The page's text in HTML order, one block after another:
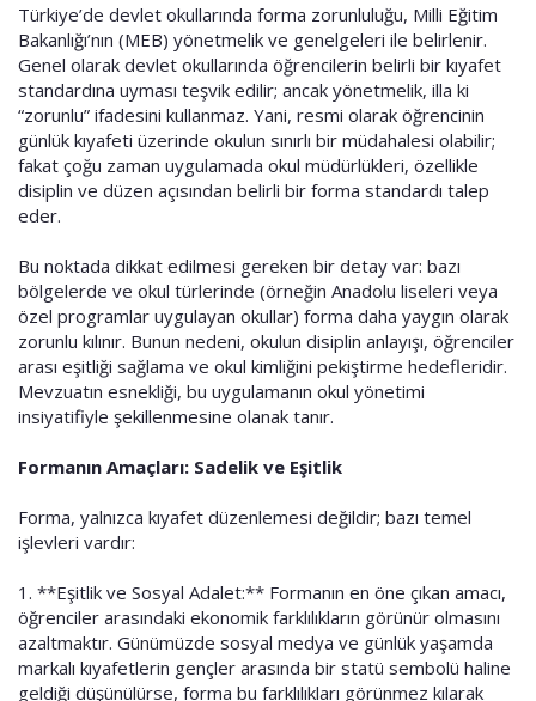
Türkiye’de devlet okullarında forma zorunluluğu, Milli Eğitim
Bakanlığı’nın (MEB) yönetmelik ve genelgeleri ile belirlenir.
Genel olarak devlet okullarında öğrencilerin belirli bir kıyafet
standardına uyması teşvik edilir; ancak yönetmelik, illa ki
“zorunlu” ifadesini kullanmaz. Yani, resmi olarak öğrencinin
günlük kıyafeti üzerinde okulun sınırlı bir müdahalesi olabilir;
fakat çoğu zaman uygulamada okul müdürlükleri, özellikle
disiplin ve düzen açısından belirli bir forma standardı talep
eder.
Bu noktada dikkat edilmesi gereken bir detay var: bazı
bölgelerde ve okul türlerinde (örneğin Anadolu liseleri veya
özel programlar uygulayan okullar) forma daha yaygın olarak
zorunlu kılınır. Bunun nedeni, okulun disiplin anlayışı, öğrenciler
arası eşitliği sağlama ve okul kimliğini pekiştirme hedefleridir.
Mevzuatın esnekliği, bu uygulamanın okul yönetimi
insiyatifiyle şekillenmesine olanak tanır.
Formanın Amaçları: Sadelik ve Eşitlik
Forma, yalnızca kıyafet düzenlemesi değildir; bazı temel
işlevleri vardır:
1. **Eşitlik ve Sosyal Adalet:** Formanın en öne çıkan amacı,
öğrenciler arasındaki ekonomik farklılıkların görünür olmasını
azaltmaktır. Günümüzde sosyal medya ve günlük yaşamda
markalı kıyafetlerin gençler arasında bir statü sembolü haline
geldiği düşünülürse, forma bu farklılıkları görünmez kılarak